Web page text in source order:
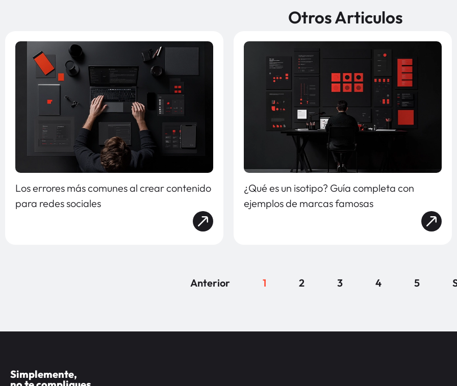
Otros Articulos
Los errores más comunes al crear contenido
para redes sociales
¿Qué es un isotipo? Guía completa con
ejemplos de marcas famosas
Anterior 1 2 3 4 5
Simplemente,